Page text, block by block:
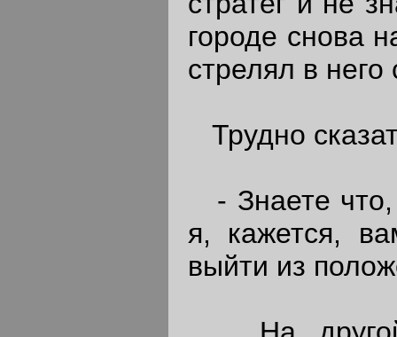
городе снова
стрелял в
Трудно
- Знаете
я, кажется,
выйти из